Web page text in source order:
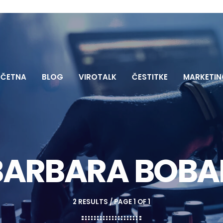
BLOG VIROTALK ČESTITKE
2 RESULTS / PAGE 1 OF 1